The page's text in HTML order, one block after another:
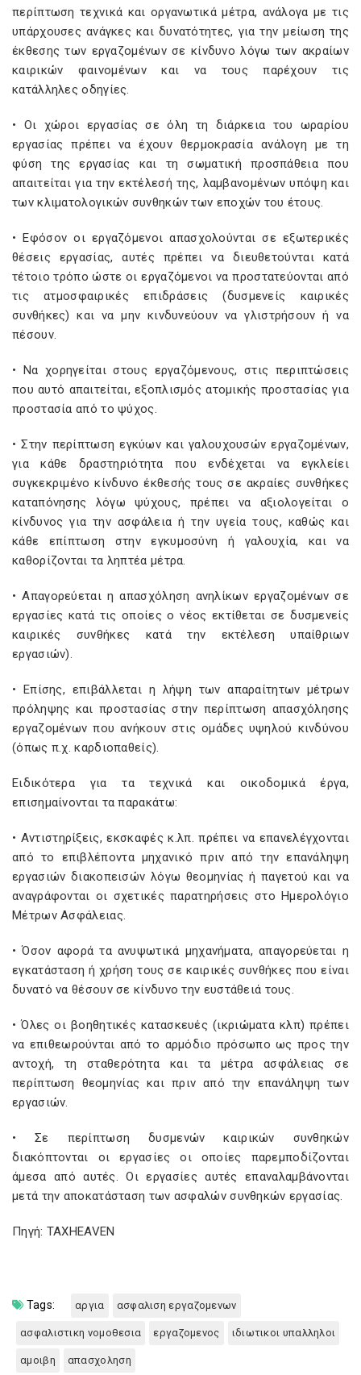
περίπτωση τεχνικά και οργανωτικά μέτρα, ανάλογα με τις
υπάρχουσες ανάγκες και δυνατότητες, για την μείωση της
έκθεσης των εργαζομένων σε κίνδυνο λόγω των ακραίων
καιρικών φαινομένων και να τους παρέχουν τις
κατάλληλες οδηγίες.
• Οι χώροι εργασίας σε όλη τη διάρκεια του ωραρίου
εργασίας πρέπει να έχουν θερμοκρασία ανάλογη με τη
φύση της εργασίας και τη σωματική προσπάθεια που
απαιτείται για την εκτέλεσή της, λαμβανομένων υπόψη και
των κλιματολογικών συνθηκών των εποχών του έτους.
• Εφόσον οι εργαζόμενοι απασχολούνται σε εξωτερικές
θέσεις εργασίας, αυτές πρέπει να διευθετούνται κατά
τέτοιο τρόπο ώστε οι εργαζόμενοι να προστατεύονται από
τις ατμοσφαιρικές επιδράσεις (δυσμενείς καιρικές
συνθήκες) και να μην κινδυνεύουν να γλιστρήσουν ή να
πέσουν.
• Να χορηγείται στους εργαζόμενους, στις περιπτώσεις
που αυτό απαιτείται, εξοπλισμός ατομικής προστασίας για
προστασία από το ψύχος.
• Στην περίπτωση εγκύων και γαλουχουσών εργαζομένων,
για κάθε δραστηριότητα που ενδέχεται να εγκλείει
συγκεκριμένο κίνδυνο έκθεσής τους σε ακραίες συνθήκες
καταπόνησης λόγω ψύχους, πρέπει να αξιολογείται ο
κίνδυνος για την ασφάλεια ή την υγεία τους, καθώς και
κάθε επίπτωση στην εγκυμοσύνη ή γαλουχία, και να
καθορίζονται τα ληπτέα μέτρα.
• Απαγορεύεται η απασχόληση ανηλίκων εργαζομένων σε
εργασίες κατά τις οποίες ο νέος εκτίθεται σε δυσμενείς
καιρικές συνθήκες κατά την εκτέλεση υπαίθριων
εργασιών).
• Επίσης, επιβάλλεται η λήψη των απαραίτητων μέτρων
πρόληψης και προστασίας στην περίπτωση απασχόλησης
εργαζομένων που ανήκουν στις ομάδες υψηλού κινδύνου
(όπως π.χ. καρδιοπαθείς).
Ειδικότερα για τα τεχνικά και οικοδομικά έργα,
επισημαίνονται τα παρακάτω:
• Αντιστηρίξεις, εκσκαφές κ.λπ. πρέπει να επανελέγχονται
από το επιβλέποντα μηχανικό πριν από την επανάληψη
εργασιών διακοπεισών λόγω θεομηνίας ή παγετού και να
αναγράφονται οι σχετικές παρατηρήσεις στο Ημερολόγιο
Μέτρων Ασφάλειας.
• Όσον αφορά τα ανυψωτικά μηχανήματα, απαγορεύεται η
εγκατάσταση ή χρήση τους σε καιρικές συνθήκες που είναι
δυνατό να θέσουν σε κίνδυνο την ευστάθειά τους.
• Όλες οι βοηθητικές κατασκευές (ικριώματα κλπ) πρέπει
να επιθεωρούνται από το αρμόδιο πρόσωπο ως προς την
αντοχή, τη σταθερότητα και τα μέτρα ασφάλειας σε
περίπτωση θεομηνίας και πριν από την επανάληψη των
εργασιών.
• Σε περίπτωση δυσμενών καιρικών συνθηκών
διακόπτονται οι εργασίες οι οποίες παρεμποδίζονται
άμεσα από αυτές. Οι εργασίες αυτές επαναλαμβάνονται
μετά την αποκατάσταση των ασφαλών συνθηκών εργασίας.
Πηγή: TAXHEAVEN
Tags: αργια ασφαλιση εργαζομενων
ασφαλιστικη νομοθεσια εργαζομενος ιδιωτικοι υπαλληλοι
αμοιβη απασχοληση